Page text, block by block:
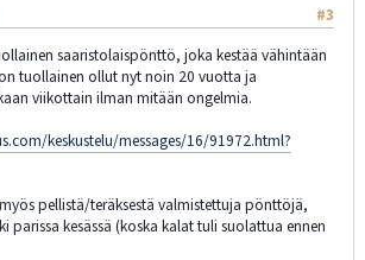
#3
saaristolaispönttö, joka kestää vähintään
tuollainen ollut nyt noin 20 vuotta ja
viikottain ilman mitään ongelmia.
keskustelu/messages/16/91972.html?
pellistä/teräksestä valmistettuja pönttöjä,
parissa kesässä (koska kalat tuli suolattua ennen